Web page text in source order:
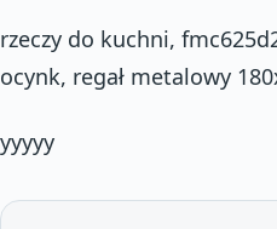
rzeczy do kuchni,
ocynk, regał metalowy
yyyyy